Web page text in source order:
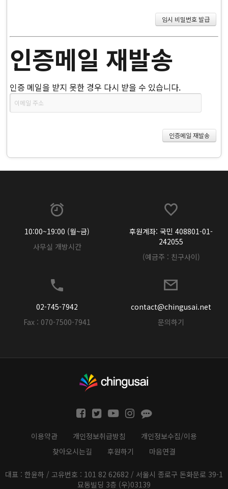
인증메일 재발송
인증 메일을 받지 못한 경우 다시 받을 수 있습니다.
10:00~19:00 (월~금)
사무실 개방시간
후원계좌: 국민 408801-01-
242055
(예금주 : 친구사이)
02-745-7942
Fax : 070-7500-7941
contact@chingusai.net
문의하기
이용약관 개인정보취급방침
개인정보수집/이용
찾아오시는길
후원하기 마음연결
대표 : 한윤하 / 고유번호 : 101 82 62682 / 서울시 종로구 돈화문로 39-1
묘동빌딩 3층 (우)03139